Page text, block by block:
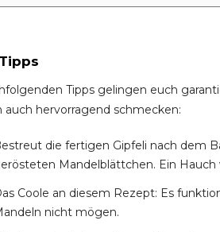
Tipps gelingen euch
auch hervorragend schmecken:
die fertigen Gipfeli nach dem
Mandelblättchen. Ein
Coole an diesem Rezept: Es
nicht mögen.